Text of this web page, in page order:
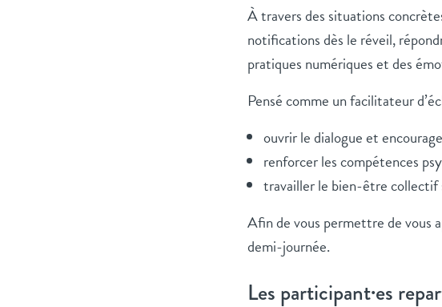
À travers des situations
notifications dès le réveil,
pratiques numériques et des
Pensé comme un facilitateur
ouvrir le dialogue et
renforcer les compétences
travailler le bien-être collectif
Afin de vous permettre de vous
demi-journée.
Les participant·es